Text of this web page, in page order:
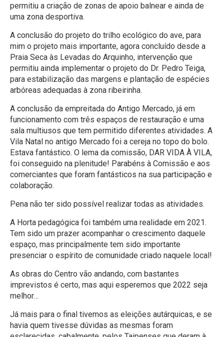
permitiu a criação de zonas de apoio balnear e ainda de
uma zona desportiva.
A conclusão do projeto do trilho ecológico do ave, para
mim o projeto mais importante, agora concluído desde a
Praia Seca às Levadas do Arquinho, intervenção que
permitiu ainda implementar o projeto do Dr. Pedro Teiga,
para estabilização das margens e plantação de espécies
arbóreas adequadas à zona ribeirinha.
A conclusão da empreitada do Antigo Mercado, já em
funcionamento com três espaços de restauração e uma
sala multiusos que tem permitido diferentes atividades. A
Vila Natal no antigo Mercado foi a cereja no topo do bolo.
Estava fantástico. O lema da comissão, DAR VIDA À VILA,
foi conseguido na plenitude! Parabéns à Comissão e aos
comerciantes que foram fantásticos na sua participação e
colaboração.
Pena não ter sido possível realizar todas as atividades.
A Horta pedagógica foi também uma realidade em 2021.
Tem sido um prazer acompanhar o crescimento daquele
espaço, mas principalmente tem sido importante
presenciar o espírito de comunidade criado naquele local!
As obras do Centro vão andando, com bastantes
imprevistos é certo, mas aqui esperemos que 2022 seja
melhor…
Já mais para o final tivemos as eleições autárquicas, e se
havia quem tivesse dúvidas as mesmas foram